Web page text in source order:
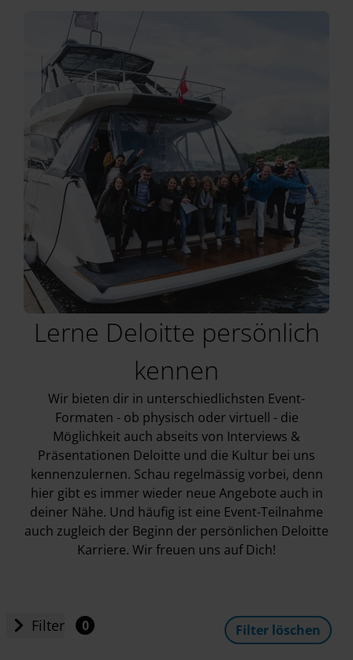
Lerne Deloitte persönlich
kennen
Wir bieten dir in unterschiedlichsten Event-
Formaten - ob physisch oder virtuell - die
Möglichkeit auch abseits von Interviews &
Präsentationen Deloitte und die Kultur bei uns
kennenzulernen. Schau regelmässig vorbei, denn
hier gibt es immer wieder neue Angebote auch in
deiner Nähe. Und häufig ist eine Event-Teilnahme
auch zugleich der Beginn der persönlichen Deloitte
Karriere. Wir freuen uns auf Dich!
Filter 0 Filter löschen